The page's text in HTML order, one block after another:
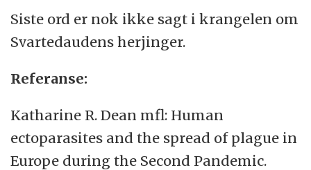
Siste ord er nok ikke sagt i krangelen om
Svartedaudens herjinger.
Referanse:
Katharine R. Dean mfl: Human
ectoparasites and the spread of plague in
Europe during the Second Pandemic.